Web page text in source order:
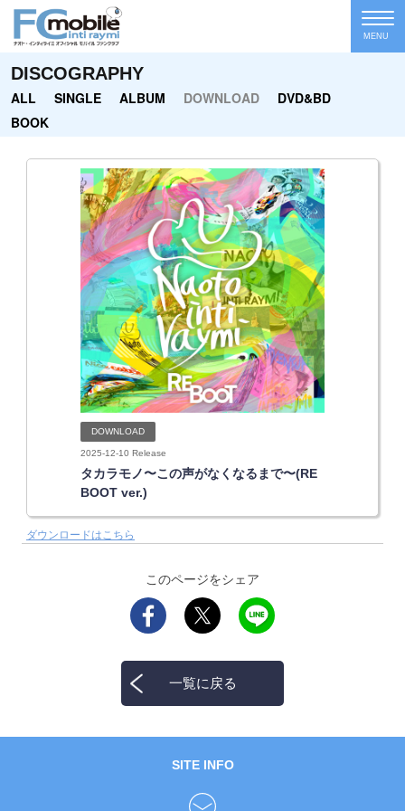
MENU
DISCOGRAPHY
ALL SINGLE ALBUM DOWNLOAD
DVD&BD
BOOK
DOWNLOAD
2025-12-10 Release
タカラモノ〜この声がなくなるまで〜(RE
BOOT ver.)
ダウンロードはこちら
このページをシェア
一覧に戻る
SITE INFO